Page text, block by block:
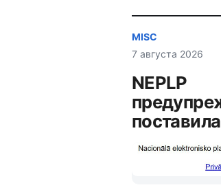
MISC
7 августа 2026
NEPLP
поставила